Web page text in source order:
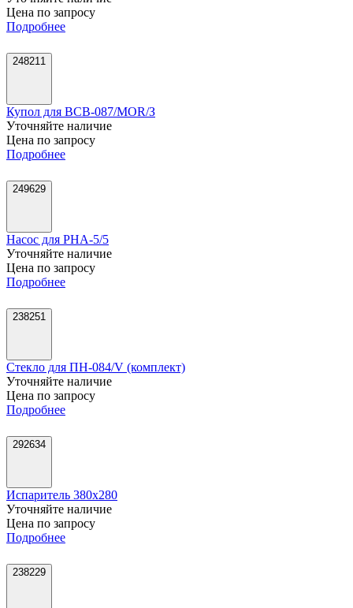
Цена по запросу
Подробнее
248211
Купол для ВСВ-087/MOR/З
Уточняйте наличие
Цена по запросу
Подробнее
249629
Насос для РНА-5/5
Уточняйте наличие
Цена по запросу
Подробнее
238251
Стекло для ПН-084/V (комплект)
Уточняйте наличие
Цена по запросу
Подробнее
292634
Испаритель 380х280
Уточняйте наличие
Цена по запросу
Подробнее
238229